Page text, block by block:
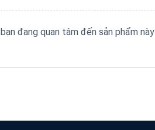
đang quan tâm đến sản phẩm này